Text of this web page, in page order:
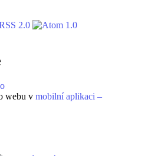
webu v mobilní aplikaci –